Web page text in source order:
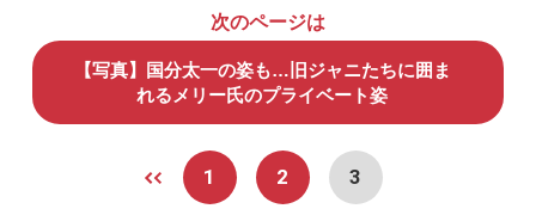
次のページは
【写真】国分太一の姿も…旧ジャニたちに囲ま
れるメリー氏のプライベート姿
1 2 3